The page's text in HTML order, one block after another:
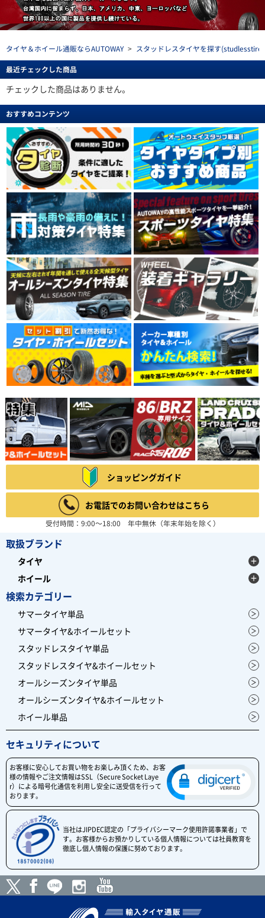
タイヤ＆ホイール通販ならAUTOWAY > スタッドレスタイヤを探す(studlesstire)
最近チェックした商品
チェックした商品はありません。
おすすめコンテンツ
ショッピングガイド
お電話でのお問い合わせはこちら
受付時間：9:00～18:00 年中無休（年末年始を除く）
取扱ブランド
タイヤ
ホイール
検索カテゴリー
サマータイヤ単品
サマータイヤ&ホイールセット
スタッドレスタイヤ単品
スタッドレスタイヤ&ホイールセット
オールシーズンタイヤ単品
オールシーズンタイヤ&ホイールセット
ホイール単品
セキュリティについて
お客様に安心してお買い物をお楽しみ頂くため、お客
様の情報やご注文情報はSSL（Secure Socket Laye
r）による暗号化通信を利用し安全に送受信を行って
おります。
当社はJIPDEC認定の「プライバシーマーク使用許諾事業者」で
す。お客様からお預かりしている個人情報については社員教育を
徹底し個人情報の保護に努めております。